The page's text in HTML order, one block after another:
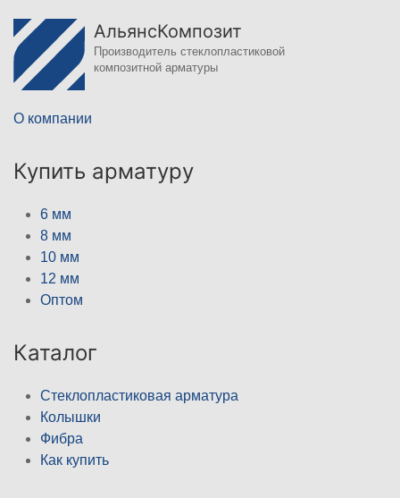
АльянсКомпозит
Производитель стеклопластиковой
композитной арматуры
О компании
Купить арматуру
6 мм
8 мм
10 мм
12 мм
Оптом
Каталог
Стеклопластиковая арматура
Колышки
Фибра
Как купить